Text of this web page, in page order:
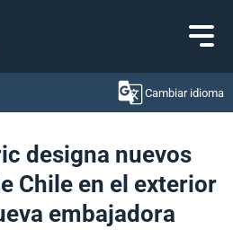
al contenido
Cambiar idioma
designa nuevos
Chile en el exterior
embajadora